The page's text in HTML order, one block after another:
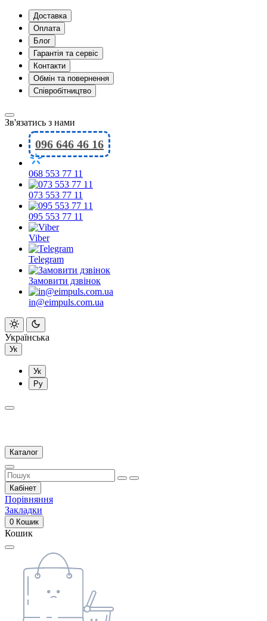
Доставка
Оплата
Блог
Гарантія та сервіс
Контакти
Обмін та повернення
Співробітництво
Зв'язатись з нами
096 646 46 16
068 553 77 11
073 553 77 11
095 553 77 11
Viber
Telegram
Замовити дзвінок
in@eimpuls.com.ua
Українська
Ук
Ук
Ру
Каталог
Кабінет
Порівняння
Закладки
0 Кошик
Кошик